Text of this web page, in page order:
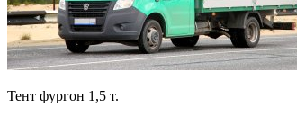
Тент фургон 1,5 т.